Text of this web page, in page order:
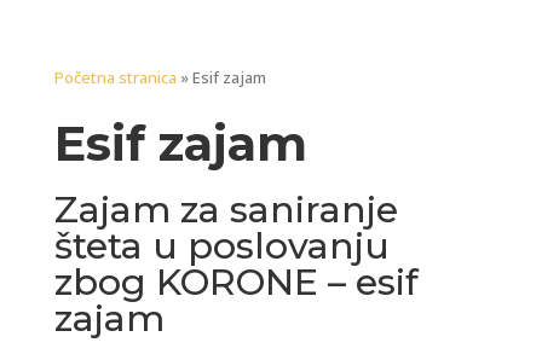
Početna stranica »Esif zajam
Esif zajam
Zajam za saniranje
šteta u poslovanju
zbog KORONE – esif
zajam